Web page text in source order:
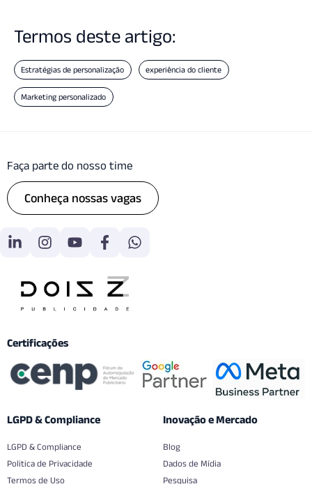
Termos deste artigo:
Estratégias de personalização experiência do cliente
Marketing personalizado
Faça parte do nosso time
Conheça nossas vagas
Certificações
LGPD & Compliance
LGPD & Compliance
Politica de Privacidade
Termos de Uso
Inovação e Mercado
Blog
Dados de Mídia
Pesquisa